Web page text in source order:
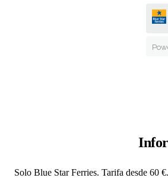
Solo Blue Star Ferries. Tarifa desde 60